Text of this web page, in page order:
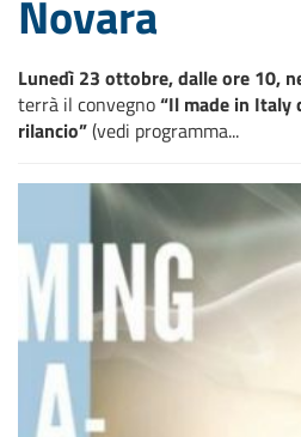
Novara
Lunedì 23 ottobre, dalle ore 10,
terrà il convegno“Il made in Italy
rilancio”(vedi programma...